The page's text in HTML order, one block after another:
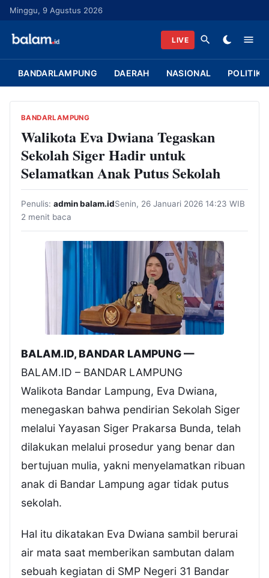
u
Minggu, 9 Agustus 2026
LIVE
BANDARLAMPUNG DAERAH NASIONAL POLITIK
BANDARLAMPUNG
Walikota Eva Dwiana Tegaskan
Sekolah Siger Hadir untuk
Selamatkan Anak Putus Sekolah
Penulis: admin balam.idSenin, 26 Januari 2026 14:23 WIB
2 menit baca
BALAM.ID, BANDAR LAMPUNG —
BALAM.ID – BANDAR LAMPUNG
Walikota Bandar Lampung, Eva Dwiana,
menegaskan bahwa pendirian Sekolah Siger
melalui Yayasan Siger Prakarsa Bunda, telah
dilakukan melalui prosedur yang benar dan
bertujuan mulia, yakni menyelamatkan ribuan
anak di Bandar Lampung agar tidak putus
sekolah.
Hal itu dikatakan Eva Dwiana sambil berurai
air mata saat memberikan sambutan dalam
sebuah kegiatan di SMP Negeri 31 Bandar